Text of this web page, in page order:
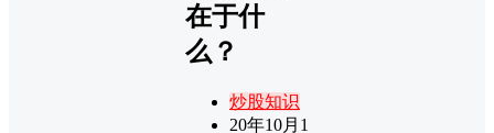
在于什
么？
炒股知识
20年10月1